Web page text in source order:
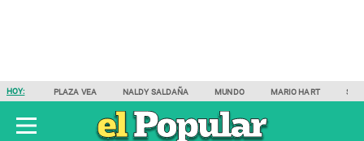
HOY: PLAZA VEA NALDY SALDAÑA MUNDO MARIO HART